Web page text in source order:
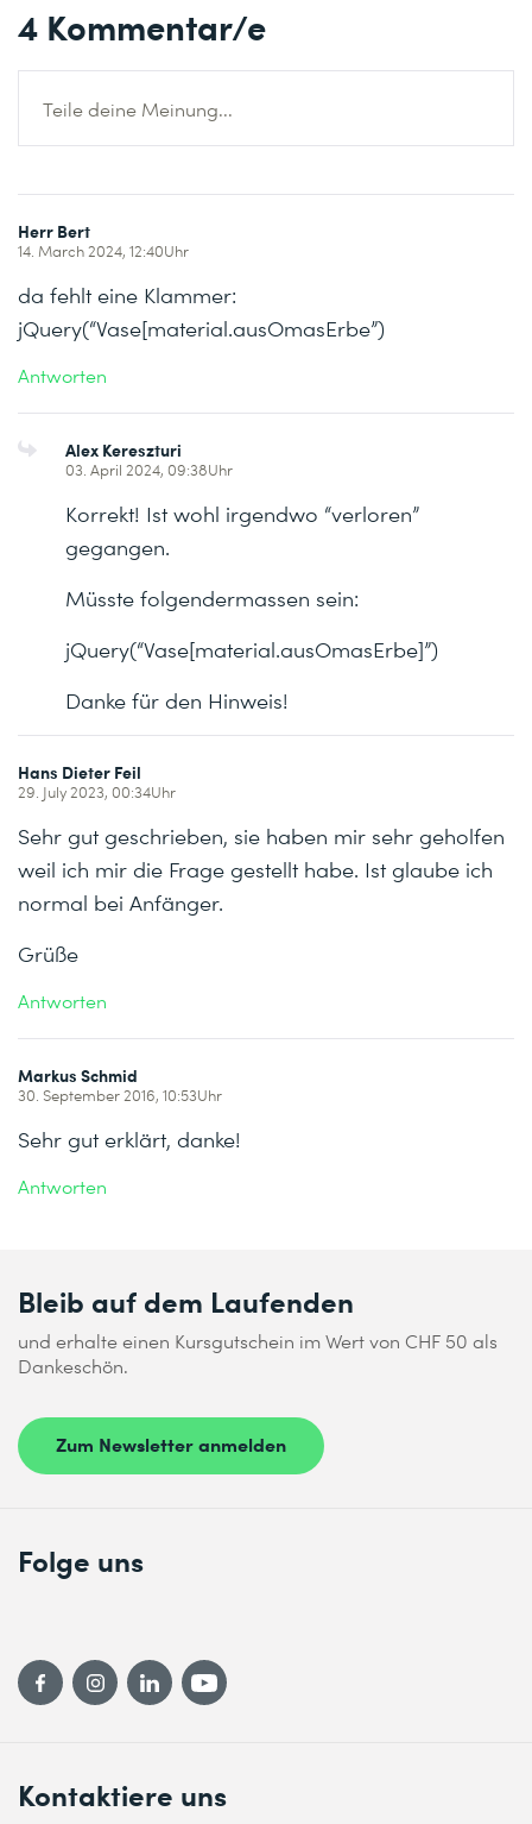
4 Kommentar/e
Teile deine Meinung...
Herr Bert
14. March 2024, 12:40Uhr
da fehlt eine Klammer:
jQuery(“Vase[material.ausOmasErbe”)
Antworten
Alex Kereszturi
03. April 2024, 09:38Uhr
Korrekt! Ist wohl irgendwo “verloren”
gegangen.
Müsste folgendermassen sein:
jQuery(“Vase[material.ausOmasErbe]”)
Danke für den Hinweis!
Hans Dieter Feil
29. July 2023, 00:34Uhr
Sehr gut geschrieben, sie haben mir sehr geholfen
weil ich mir die Frage gestellt habe. Ist glaube ich
normal bei Anfänger.
Grüße
Antworten
Markus Schmid
30. September 2016, 10:53Uhr
Sehr gut erklärt, danke!
Antworten
Bleib auf dem Laufenden
und erhalte einen Kursgutschein im Wert von CHF 50 als
Dankeschön.
Zum Newsletter anmelden
Kontaktiere uns
Folge uns